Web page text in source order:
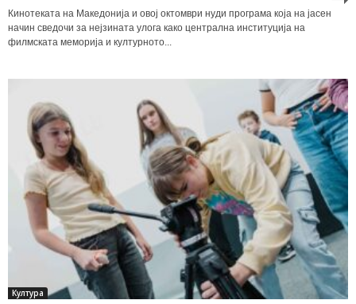
Кинотеката на Македонија и овој октомври нуди програма која на јасен
начин сведочи за нејзината улога како централна институција на
филмската меморија и културното...
Култура